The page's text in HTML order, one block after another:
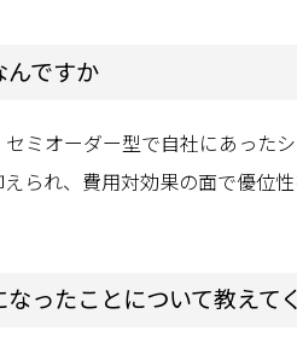
んですか
ミオーダー型で自社にあった
られ、費用対効果の面で優位性
ったことについて教えて